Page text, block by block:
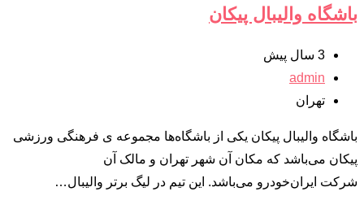
باشگاه والیبال پیکان
3 سال پیش
admin
تهران
باشگاه والیبال پیکان یکی از باشگاه‌ها مجموعه ی فرهنگی ورزشی
پیکان می‌باشد که مکان آن شهر تهران و مالک آن
شرکت ایران‌خودرو می‌باشد. این تیم در لیگ برتر والیبال…